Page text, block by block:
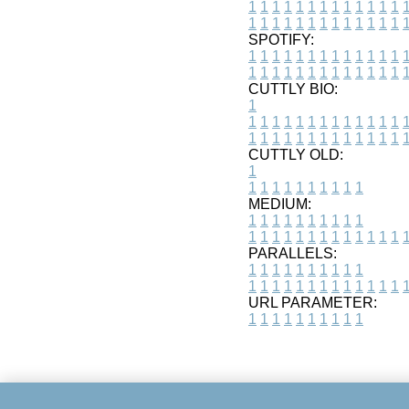
1 1 1 1 1 1 1 1 1 1 1 1 1 1
1 1 1 1 1 1 1 1 1 1 1 1 1 1
SPOTIFY:
1 1 1 1 1 1 1 1 1 1 1 1 1 1
1 1 1 1 1 1 1 1 1 1 1 1 1 1
CUTTLY BIO:
1
1 1 1 1 1 1 1 1 1 1 1 1 1 1
1 1 1 1 1 1 1 1 1 1 1 1 1 1
CUTTLY OLD:
1
1 1 1 1 1 1 1 1 1 1
MEDIUM:
1 1 1 1 1 1 1 1 1 1
1 1 1 1 1 1 1 1 1 1 1 1 1 1
PARALLELS:
1 1 1 1 1 1 1 1 1 1
1 1 1 1 1 1 1 1 1 1 1 1 1 1
URL PARAMETER:
1 1 1 1 1 1 1 1 1 1